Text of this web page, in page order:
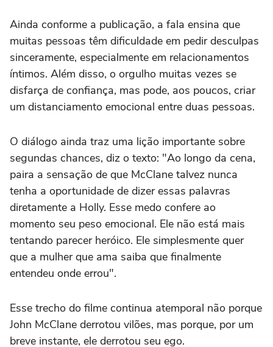
Ainda conforme a publicação, a fala ensina que
muitas pessoas têm dificuldade em pedir desculpas
sinceramente, especialmente em relacionamentos
íntimos. Além disso, o orgulho muitas vezes se
disfarça de confiança, mas pode, aos poucos, criar
um distanciamento emocional entre duas pessoas.
O diálogo ainda traz uma lição importante sobre
segundas chances, diz o texto: "Ao longo da cena,
paira a sensação de que McClane talvez nunca
tenha a oportunidade de dizer essas palavras
diretamente a Holly. Esse medo confere ao
momento seu peso emocional. Ele não está mais
tentando parecer heróico. Ele simplesmente quer
que a mulher que ama saiba que finalmente
entendeu onde errou".
Esse trecho do filme continua atemporal não porque
John McClane derrotou vilões, mas porque, por um
breve instante, ele derrotou seu ego.